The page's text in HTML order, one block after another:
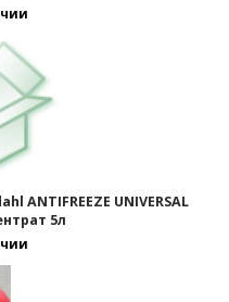
UNIVERSAL
5л